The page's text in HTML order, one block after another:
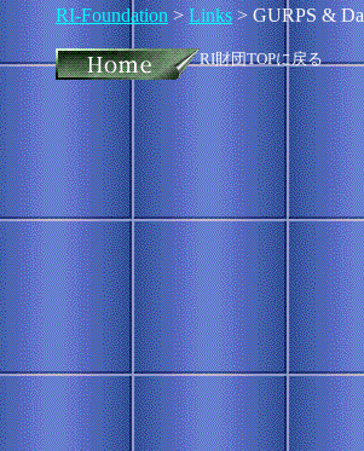
RI-Foundation>Links> GURPS &
RI財団TOPに戻る